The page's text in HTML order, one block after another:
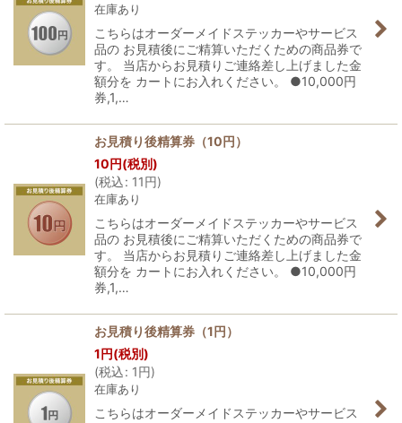
在庫あり
こちらはオーダーメイドステッカーやサービス
品の お見積後にご精算いただくための商品券で
す。 当店からお見積りご連絡差し上げました金
額分を カートにお入れください。 ●10,000円
券,1,…
お見積り後精算券（10円）
10円(税別)
(税込: 11円)
在庫あり
こちらはオーダーメイドステッカーやサービス
品の お見積後にご精算いただくための商品券で
す。 当店からお見積りご連絡差し上げました金
額分を カートにお入れください。 ●10,000円
券,1,…
お見積り後精算券（1円）
1円(税別)
(税込: 1円)
在庫あり
こちらはオーダーメイドステッカーやサービス